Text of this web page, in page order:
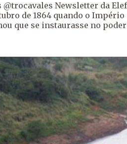
@trocavales Newsletter da
de 1864 quando o
que se instaurasse no